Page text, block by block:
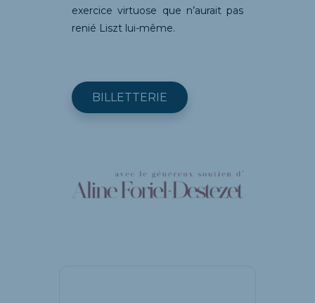
exercice virtuose que n’aurait pas
renié Liszt lui-même.
BILLETTERIE